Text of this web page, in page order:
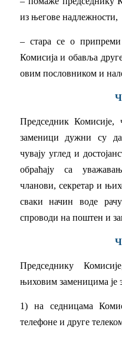
из његове надлежности,
– стара се о припреми
Комисија и обавља
овим пословником и
Председник Комисије,
заменици дужни су
чувају углед и
oбpaћаjy са
чланови, секретар и
сваки начин воде
спроводи на поштен и
Председнику
њиховим заменицима је
1) на седницама
телефоне и друге